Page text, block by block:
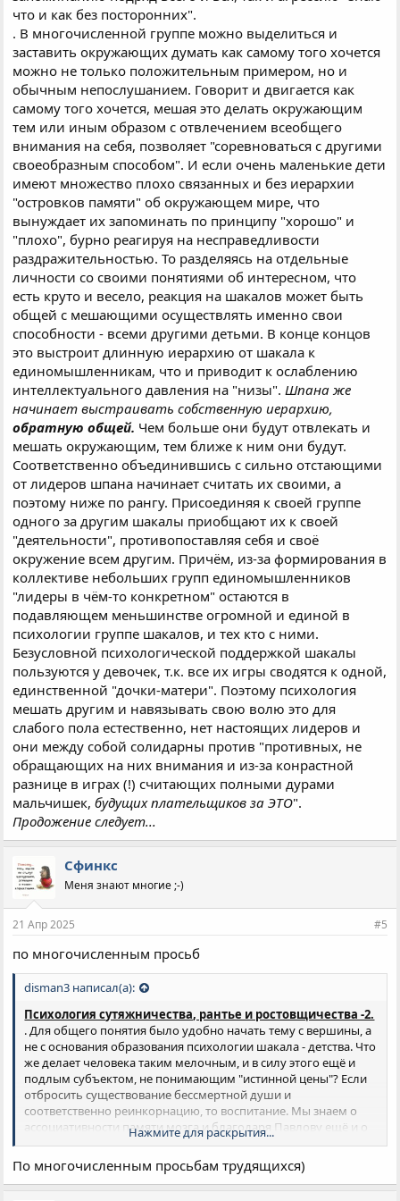
что и как без посторонних".
. В многочисленной группе можно выделиться и
заставить окружающих думать как самому того хочется
можно не только положительным примером, но и
обычным непослушанием. Говорит и двигается как
самому того хочется, мешая это делать окружающим
тем или иным образом с отвлечением всеобщего
внимания на себя, позволяет "соревноваться с другими
своеобразным способом". И если очень маленькие дети
имеют множество плохо связанных и без иерархии
"островков памяти" об окружающем мире, что
вынуждает их запоминать по принципу "хорошо" и
"плохо", бурно реагируя на несправедливости
раздражительностью. То разделяясь на отдельные
личности со своими понятиями об интересном, что
есть круто и весело, реакция на шакалов может быть
общей с мешающими осуществлять именно свои
способности - всеми другими детьми. В конце концов
это выстроит длинную иерархию от шакала к
единомышленникам, что и приводит к ослаблению
интеллектуального давления на "низы". Шпана же
начинает выстраивать собственную иерархию,
обратную общей. Чем больше они будут отвлекать и
мешать окружающим, тем ближе к ним они будут.
Соответственно объединившись с сильно отстающими
от лидеров шпана начинает считать их своими, а
поэтому ниже по рангу. Присоединяя к своей группе
одного за другим шакалы приобщают их к своей
"деятельности", противопоставляя себя и своё
окружение всем другим. Причём, из-за формирования в
коллективе небольших групп единомышленников
"лидеры в чём-то конкретном" остаются в
подавляющем меньшинстве огромной и единой в
психологии группе шакалов, и тех кто с ними.
Безусловной психологической поддержкой шакалы
пользуются у девочек, т.к. все их игры сводятся к одной,
единственной "дочки-матери". Поэтому психология
мешать другим и навязывать свою волю это для
слабого пола естественно, нет настоящих лидеров и
они между собой солидарны против "противных, не
обращающих на них внимания и из-за конрастной
разнице в играх (!) считающих полными дурами
мальчишек,будущих плательщиков за ЭТО".
Продожение следует...
Сфинкс
Меня знают многие ;-)
21 Апр 2025 #5
по многочисленным просьб
disman3 написал(а):
Психология сутяжничества, рантье и ростовщичества -2.
. Для общего понятия было удобно начать тему с вершины, а
не с основания образования психологии шакала - детства. Что
же делает человека таким мелочным, и в силу этого ещё и
подлым субъектом, не понимающим "истинной цены"? Если
отбросить существование бессмертной души и
соответственно реинкорнацию, то воспитание. Мы знаем о
ассоциативности памяти мозга и благодаря Павлову ещё и о
формировании высшей нервной деятельности благодаря
комплексам. Если бы в 18-ом веке как либо прознали ещё и о
двухмерности мышления, то вся планета жила бы сегодня
Нажмите для раскрытия...
По многочисленным просьбам трудящихся)